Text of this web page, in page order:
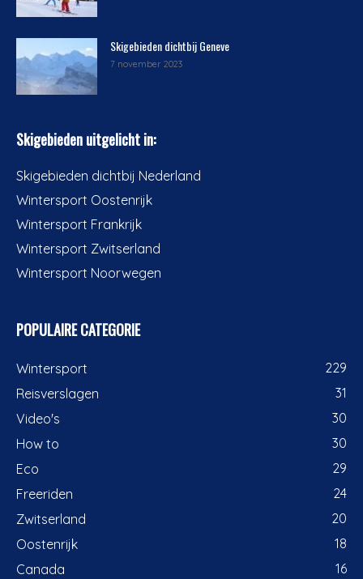
Skigebieden dichtbij Geneve
7 november 2023
Skigebieden uitgelicht in:
Skigebieden dichtbij Nederland
Wintersport Oostenrijk
Wintersport Frankrijk
Wintersport Zwitserland
Wintersport Noorwegen
POPULAIRE CATEGORIE
Wintersport
229
Reisverslagen
31
Video's
30
How to
30
Eco
29
Freeriden
24
Zwitserland
20
Oostenrijk
18
Canada
16